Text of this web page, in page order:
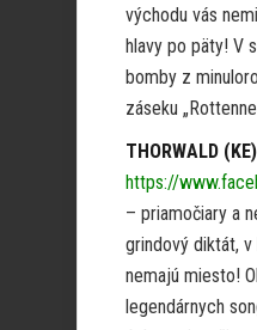
východu vás
hlavy po päty! V
bomby z
záseku
THORWALD (KE)
https://
– priamočiary a
grindový diktát,
nemajú miesto!
legendárnych